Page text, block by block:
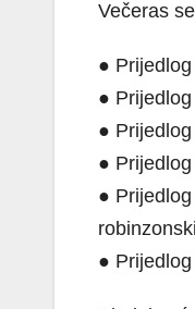
Večeras
●
●
●
●
●
●